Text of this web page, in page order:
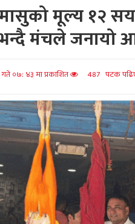
मूल्य १२
मंचले जनायो
०७: ४३ मा प्रकाशित 487 पटक